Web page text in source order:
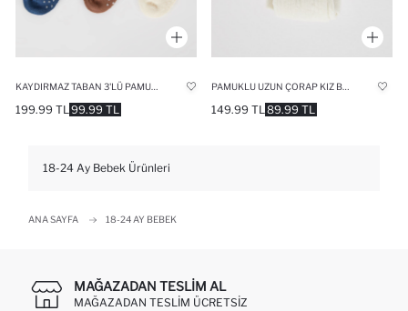
99.99 TL
199.99 TL 89.99 TL
149.99 TL
18-24 Ay Bebek Ürünleri
ANA SAYFA 18-24 AY BEBEK
MAĞAZADAN TESLIM AL
MAĞAZADAN TESLIM ÜCRETSIZ